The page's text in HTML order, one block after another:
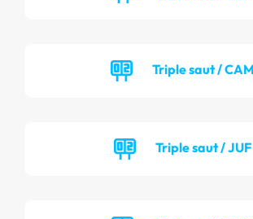
Triple saut / CAM
Triple saut / JUF